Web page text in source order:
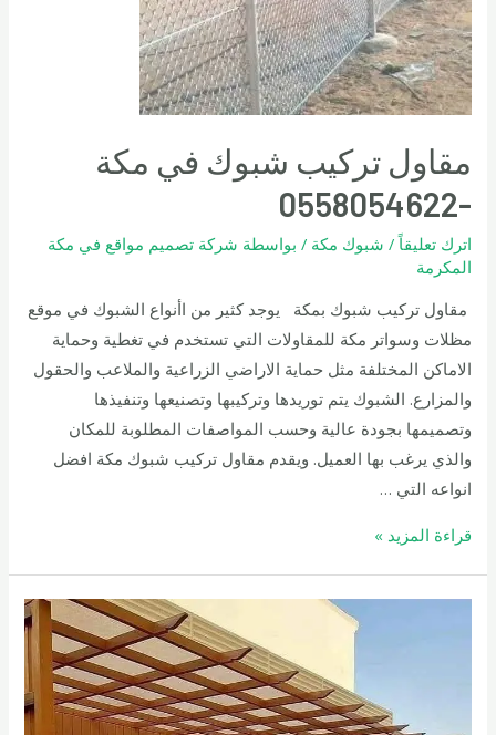
مقاول تركيب شبوك في مكة
-0558054622
اترك تعليقاً / شبوك مكة / بواسطة شركة تصميم مواقع في مكة
المكرمة
مقاول تركيب شبوك بمكة يوجد كثير من اأنواع الشبوك في موقع
مظلات وسواتر مكة للمقاولات التي تستخدم في تغطية وحماية
الاماكن المختلفة مثل حماية الاراضي الزراعية والملاعب والحقول
والمزارع. الشبوك يتم توريدها وتركيبها وتصنيعها وتنفيذها
وتصميمها بجودة عالية وحسب المواصفات المطلوبة للمكان
والذي يرغب بها العميل. ويقدم مقاول تركيب شبوك مكة افضل
انواعه التي …
مقاول
قراءة المزيد »